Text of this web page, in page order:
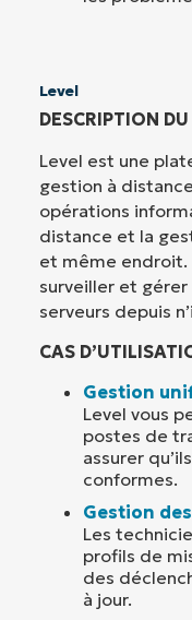
Level
DESCRIPTION
Level est une
gestion à
opérations
distance et la
et même endroit.
surveiller et
serveurs depuis
CAS
Gestion
Level vous
postes de
assurer
conformes.
Gestion
Les
profils de
des
à jour.